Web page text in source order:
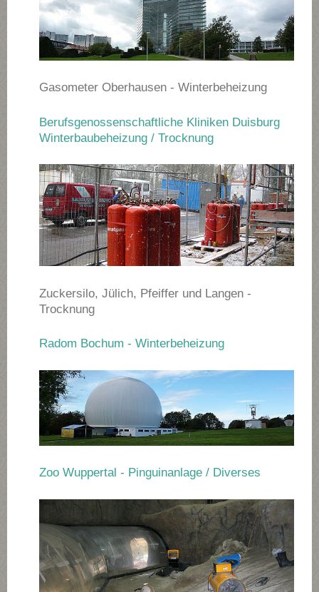
Gasometer Oberhausen - Winterbeheizung
Berufsgenossenschaftliche Kliniken Duisburg
Winterbaubeheizung / Trocknung
Zuckersilo, Jülich, Pfeiffer und Langen -
Trocknung
Radom Bochum - Winterbeheizung
Zoo Wuppertal - Pinguinanlage / Diverses